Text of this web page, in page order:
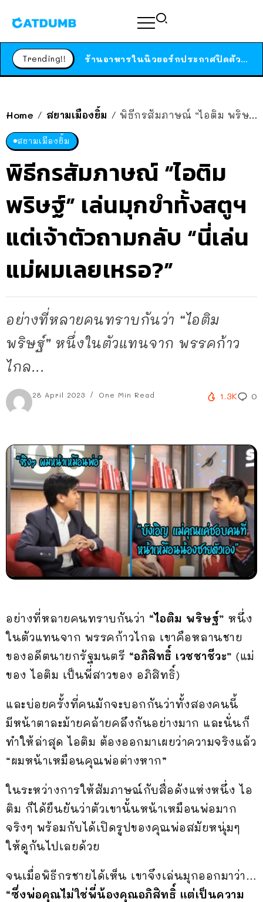
Trending!! ร้านอาหารในนิวยอร์กประกาศปิดตัวลง หลังอยู่มานานกว่า 45 ปี ติดป้ายขอบคุณลูกค้าทุกคน แถมสูตรทำไวท์ซอสให้แบบจัดเต็ม
Home / สยามเมืองยิ้ม / พิธีกรสัมภาษณ์ “ไอติม พริษฐ์” เล่นมุกขำทั้งสตูฯ แต่เจ้าตัวถามกลับ “นี่เล่นแม่ผมเลยเหรอ?”
สยามเมืองยิ้ม
พิธีกรสัมภาษณ์ “ไอติม
พริษฐ์” เล่นมุกขำทั้งสตูฯ
แต่เจ้าตัวถามกลับ “นี่เล่น
แม่ผมเลยเหรอ?”
อย่างที่หลายคนทราบกันว่า “ไอติม
พริษฐ์” หนึ่งในตัวแทนจาก พรรคก้าว
ไกล...
28 April 2023 One Min Read 1.3K 0
อย่างที่หลายคนทราบกันว่า “ไอติม พริษฐ์” หนึ่ง
ในตัวแทนจาก พรรคก้าวไกล เขาคือหลานชาย
ของอดีตนายกรัฐมนตรี “อภิสิทธิ์ เวชชาชีวะ” (แม่
ของ ไอติม เป็นพี่สาวของ อภิสิทธิ์)
และบ่อยครั้งที่คนมักจะบอกกันว่าทั้งสองคนนี้
มีหน้าตาละม้ายคล้ายคลึงกันอย่างมาก และนั่นก็
ทำให้ล่าสุด ไอติม ต้องออกมาเผยว่าความจริงแล้ว
“ผมหน้าเหมือนคุณพ่อต่างหาก”
ในระหว่างการให้สัมภาษณ์กับสื่อดังแห่งหนึ่ง ไอ
ติม ก็ได้ยืนยันว่าตัวเขานั้นหน้าเหมือนพ่อมาก
จริงๆ พร้อมกับได้เปิดรูปของคุณพ่อสมัยหนุ่มๆ
ให้ดูกันไปเลยด้วย
จนเมื่อพิธีกรชายได้เห็น เขาจึงเล่นมุกออกมาว่า…
“ซึ่งพ่อคุณไม่ใช่พี่น้องคุณอภิสิทธิ์ แต่เป็นความ